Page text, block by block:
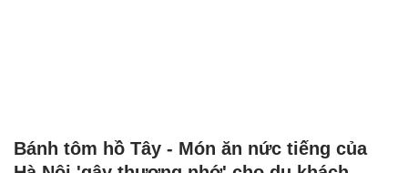
Bánh tôm hồ Tây - Món ăn nức tiếng của